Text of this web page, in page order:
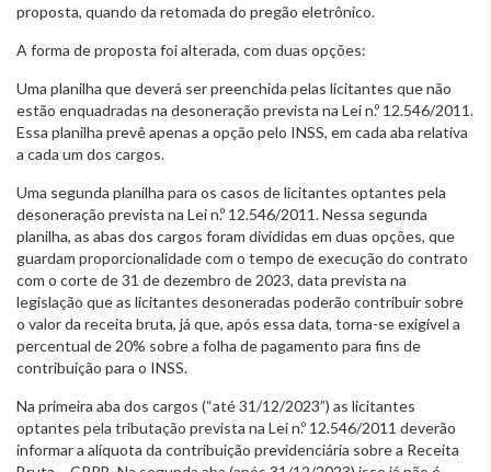
proposta, quando da retomada do pregão eletrônico.
A forma de proposta foi alterada, com duas opções:
Uma planilha que deverá ser preenchida pelas licitantes que não
estão enquadradas na desoneração prevista na Lei n.º 12.546/2011.
Essa planilha prevê apenas a opção pelo INSS, em cada aba relativa
a cada um dos cargos.
Uma segunda planilha para os casos de licitantes optantes pela
desoneração prevista na Lei n.º 12.546/2011. Nessa segunda
planilha, as abas dos cargos foram divididas em duas opções, que
guardam proporcionalidade com o tempo de execução do contrato
com o corte de 31 de dezembro de 2023, data prevista na
legislação que as licitantes desoneradas poderão contribuir sobre
o valor da receita bruta, já que, após essa data, torna-se exigível a
percentual de 20% sobre a folha de pagamento para fins de
contribuição para o INSS.
Na primeira aba dos cargos (“até 31/12/2023”) as licitantes
optantes pela tributação prevista na Lei n.º 12.546/2011 deverão
informar a alíquota da contribuição previdenciária sobre a Receita